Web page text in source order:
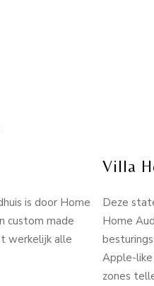
is door Home
custom made
werkelijk alle
Villa
Deze
Home
Apple-
zones